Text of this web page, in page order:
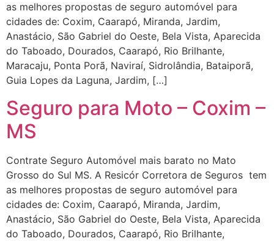
as melhores propostas de seguro automóvel para
cidades de: Coxim, Caarapó, Miranda, Jardim,
Anastácio, São Gabriel do Oeste, Bela Vista, Aparecida
do Taboado, Dourados, Caarapó, Rio Brilhante,
Maracaju, Ponta Porã, Naviraí, Sidrolândia, Bataiporã,
Guia Lopes da Laguna, Jardim, […]
Seguro para Moto – Coxim –
MS
Contrate Seguro Automóvel mais barato no Mato
Grosso do Sul MS. A Resicór Corretora de Seguros tem
as melhores propostas de seguro automóvel para
cidades de: Coxim, Caarapó, Miranda, Jardim,
Anastácio, São Gabriel do Oeste, Bela Vista, Aparecida
do Taboado, Dourados, Caarapó, Rio Brilhante,